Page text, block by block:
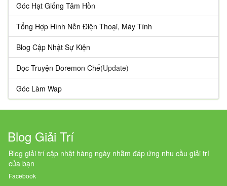
Góc Hạt Giống Tâm Hồn
Tổng Hợp Hình Nền Điện Thoại, Máy Tính
Blog Cập Nhật Sự Kiện
Đọc Truyện Doremon Chế(Update)
Góc Làm Wap
Blog Giải Trí
Blog giải trí cập nhật hàng ngày nhằm đáp ứng nhu cầu giải trí
của bạn
Facebook